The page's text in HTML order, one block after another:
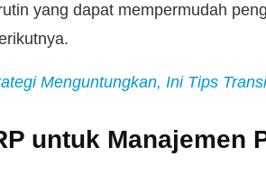
yang dapat mempermudah
Menguntungkan, Ini Tips
untuk Manajemen